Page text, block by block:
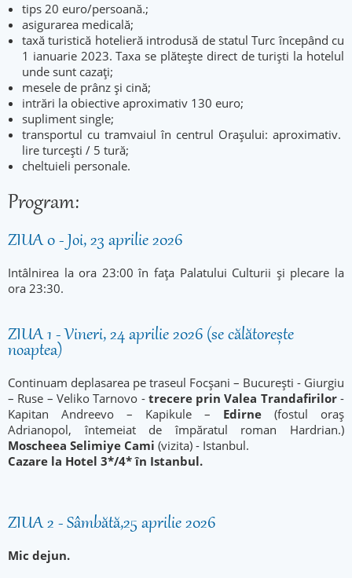
tips 20 euro/persoană.;
asigurarea medicală;
taxă turistică hotelieră introdusă de statul Turc începând cu
1 ianuarie 2023. Taxa se plătește direct de turiști la hotelul
unde sunt cazați;
mesele de prânz și cină;
intrări la obiective aproximativ 130 euro;
supliment single;
transportul cu tramvaiul în centrul Orașului: aproximativ.
lire turcești / 5 tură;
cheltuieli personale.
Program:
ZIUA 0 - Joi, 23 aprilie 2026
Intâlnirea la ora 23:00 în fața Palatului Culturii și plecare la
ora 23:30.
ZIUA 1 - Vineri, 24 aprilie 2026 (se călătorește
noaptea)
Continuam deplasarea pe traseul Focșani – București - Giurgiu
– Ruse – Veliko Tarnovo - trecere prin Valea Trandafirilor-
Kapitan Andreevo – Kapikule – Edirne (fostul oraş
Adrianopol, întemeiat de împăratul roman Hardrian.)
Moscheea Selimiye Cami (vizita) - Istanbul.
Cazare la Hotel 3*/4* în Istanbul.
ZIUA 2 - Sâmbătă,25 aprilie 2026
Mic dejun.